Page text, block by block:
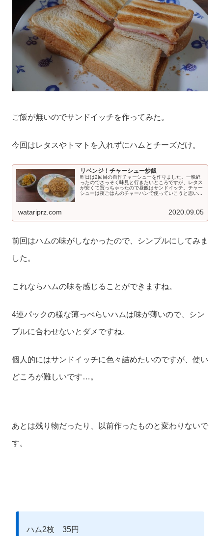
ご飯が無いのでサンドイッチを作ってみた。
今回はレタスやトマトを入れずにハムとチーズだけ。
リベンジ！チャーシュー炒飯
昨日は2回目の自作チャーシューを作りました。一晩経
ったのでさっそく味見と行きたいところですが、レタス
が安くて買っちゃったので昼飯はサンドイッチ。チャー
シューは夜ごはんのチャーハンで使っていこうと思い...
watariprz.com 2020.09.05
前回はハムの味がしなかったので、シンプルにしてみま
した。
これならハムの味を感じることができますね。
4連パックの様な薄っぺらいハムは味が薄いので、シン
プルに合わせないとダメですね。
個人的にはサンドイッチに色々詰めたいのですが、使い
どころが難しいです…。
あとは残り物だったり、以前作ったものと変わりないで
す。
ハム2枚 35円